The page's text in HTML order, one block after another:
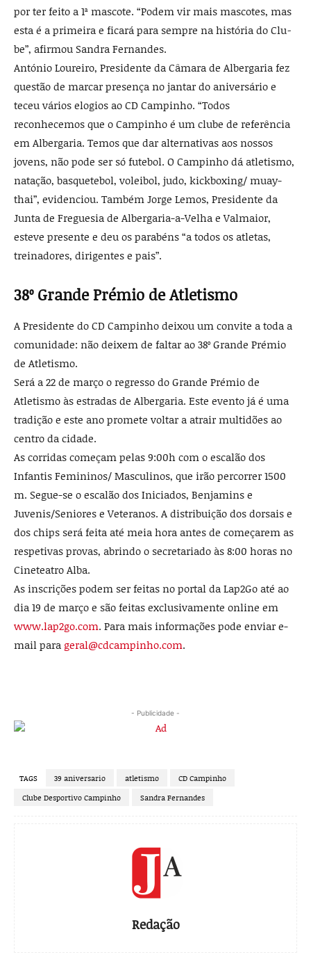
por ter feito a 1ª mascote. “Podem vir mais mascotes, mas
esta é a primeira e ficará para sempre na história do Clu­
be”, afirmou Sandra Fernandes.
António Loureiro, Presidente da Câ­mara de Albergaria fez
questão de mar­car presença no jantar do aniversário e
teceu vários elogios ao CD Campinho. “Todos
reconhecemos que o Campinho é um clube de referência
em Albergaria. Temos que dar alternativas aos nos­sos
jovens, não pode ser só futebol. O Campinho dá atletismo,
natação, bas­quetebol, voleibol, judo, kickboxing/ muay-
thai”, evidenciou. Também Jorge Lemos, Presidente da
Junta de Fregue­sia de Albergaria-a-Velha e Valmaior,
esteve presente e deu os parabéns “a to­dos os atletas,
treinadores, dirigentes e pais”.
38º Grande Prémio de Atletismo
A Presidente do CD Campinho deixou um convite a toda a
comuni­dade: não deixem de fal­tar ao 38º Grande Prémio
de Atletismo.
Será a 22 de março o re­gresso do Grande Prémio de
Atletismo às estradas de Albergaria. Este evento já é uma
tradição e este ano promete voltar a atrair multidões ao
centro da cidade.
As corridas começam pelas 9:00h com o escalão dos
Infantis Femininos/ Masculinos, que irão percorrer 1500
m. Segue-se o escalão dos Iniciados, Benjamins e
Juvenis/Seniores e Ve­teranos. A distribuição dos dorsais e
dos chips será feita até meia hora an­tes de começarem as
respetivas provas, abrindo o secretariado às 8:00 horas no
Cineteatro Alba.
As inscrições podem ser feitas no portal da Lap2Go até ao
dia 19 de mar­ço e são feitas exclusivamente online em
www.lap2go.com. Para mais in­formações pode enviar e-
mail para ge­ral@cdcampinho.com.
- Publicidade -
TAGS 39 aniversario atletismo
CD Campinho
Clube Desportivo Campinho
Sandra Fernandes
Redação